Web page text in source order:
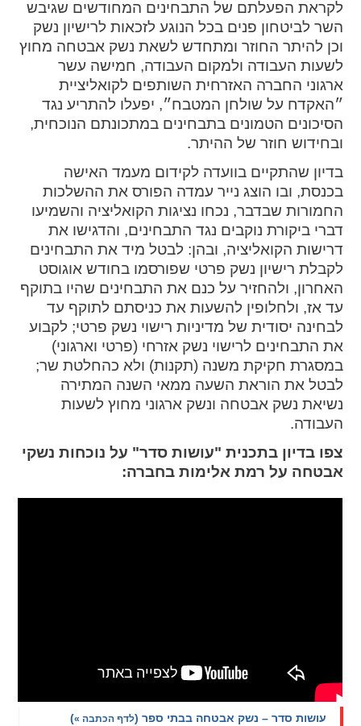
spellcheck
גופן קריא
ניגודיות צבעים
brightness_high
ניגודיות בהירה
brightness_low
ניגודיות כהה
קישורים
format_underlined
קו תחתי לקישורים
font_download
סימון קישורים
cached
איפוס
כל
ההגדרות
flag
השארת
משוב
לקראת הפעלתם של התבחינים המחודשים שגיבש
השר לביטחון פנים בכל הנוגע לזכאות לרישיון נשק
וכן להיתר החוזר ומתחדש לשאת נשק אבטחה מחוץ
לשעות העבודה ולמקום העבודה, חמישה עשר
ארגוני החברה האזרחית השותפים לקואליציית
״האקדח על שולחן המטבח״, יפעלו להתריע נגד
הסיכונים הטמונים בתבחינים במתכונתם הנוכחית,
ובחידוש חוזר של ההיתר.
בדיון שהתקיים בוועדה לקידום מעמד האישה
בכנסת, ובו הוצג נייר עמדה הפורס את ההשלכות
החמורות שבדבר, נכחו נציגות הקואליציה והשמיעו
דברי ביקורת נוקבים נגד התבחינים, והדגישו את
דרישות הקואליציה, ובהן: לבטל מיד את התבחינים
לקבלת רישיון נשק פרטי שפורסמו בחודש אוגוסט
האחרון, ולהחזיר על כנם את התבחינים שהיו בתוקף
עד אז, ולחלופין להשעות את כניסתם לתוקף עד
לבחינה יסודית של מדיניות רישוי נשק פרטי; לקבוע
את התבחינים לרישוי נשק אזרחי (פרטי וארגוני)
במסגרת חקיקת משנה (תקנות) ולא כהחלטת שר;
לבטל את הוראת השעה ממאי השנה המתירה
נשיאת נשק אבטחה ונשק ארגוני מחוץ לשעות
העבודה.
צפו בדיון בתכנית "עושות סדר" על נוכחות נשקי
אבטחה על רמת אלימות בחברה:
עושות סדר – נשק אבטחה בבתי ספר (לדף הכתבה »)